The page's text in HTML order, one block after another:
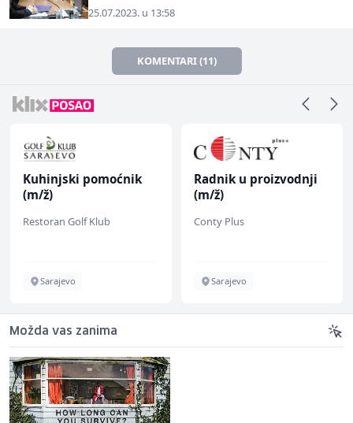
25.07.2023. u 13:58
KOMENTARI (11)
Kuhinjski pomoćnik
(m/ž)
Restoran Golf Klub
Sarajevo
Radnik u proizvodnji
(m/ž)
Conty Plus
Sarajevo
Možda vas zanima